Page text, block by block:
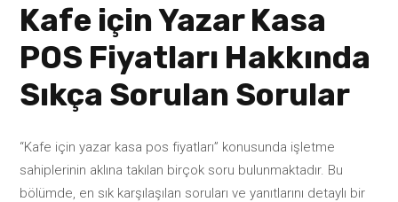
Kafe için Yazar Kasa
POS Fiyatları Hakkında
Sıkça Sorulan Sorular
“Kafe için yazar kasa pos fiyatları” konusunda işletme
sahiplerinin aklına takılan birçok soru bulunmaktadır. Bu
bölümde, en sık karşılaşılan soruları ve yanıtlarını detaylı bir